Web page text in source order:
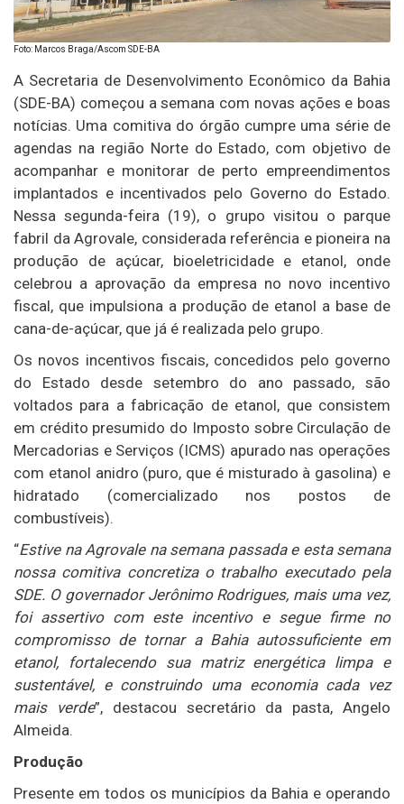
Foto: Marcos Braga/Ascom SDE-BA
A Secretaria de Desenvolvimento Econômico da Bahia
(SDE-BA) começou a semana com novas ações e boas
notícias. Uma comitiva do órgão cumpre uma série de
agendas na região Norte do Estado, com objetivo de
acompanhar e monitorar de perto empreendimentos
implantados e incentivados pelo Governo do Estado.
Nessa segunda-feira (19), o grupo visitou o parque
fabril da Agrovale, considerada referência e pioneira na
produção de açúcar, bioeletricidade e etanol, onde
celebrou a aprovação da empresa no novo incentivo
fiscal, que impulsiona a produção de etanol a base de
cana-de-açúcar, que já é realizada pelo grupo.
Os novos incentivos fiscais, concedidos pelo governo
do Estado desde setembro do ano passado, são
voltados para a fabricação de etanol, que consistem
em crédito presumido do Imposto sobre Circulação de
Mercadorias e Serviços (ICMS) apurado nas operações
com etanol anidro (puro, que é misturado à gasolina) e
hidratado (comercializado nos postos de
combustíveis).
“Estive na Agrovale na semana passada e esta semana
nossa comitiva concretiza o trabalho executado pela
SDE. O governador Jerônimo Rodrigues, mais uma vez,
foi assertivo com este incentivo e segue firme no
compromisso de tornar a Bahia autossuficiente em
etanol, fortalecendo sua matriz energética limpa e
sustentável, e construindo uma economia cada vez
mais verde”, destacou secretário da pasta, Angelo
Almeida.
Produção
Presente em todos os municípios da Bahia e operando